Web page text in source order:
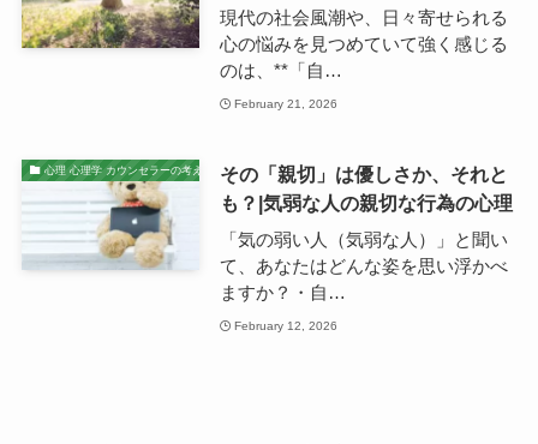
現代の社会風潮や、日々寄せられる
心の悩みを見つめていて強く感じる
のは、**「自…
February 21, 2026
心理 心理学 カウンセラーの考え
その「親切」は優しさか、それと
も？|気弱な人の親切な行為の心理
「気の弱い人（気弱な人）」と聞い
て、あなたはどんな姿を思い浮かべ
ますか？・自…
February 12, 2026